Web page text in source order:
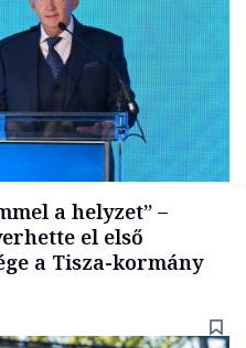
a helyzet” –
el első
a Tisza-kormány